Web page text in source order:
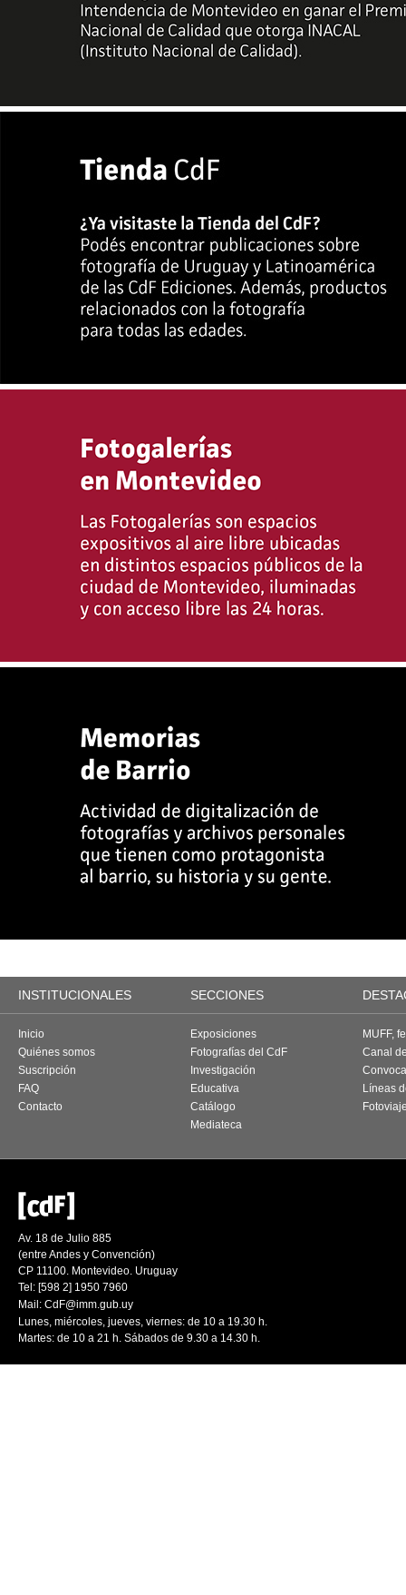
INSTITUCIONALES SECCIONES
Inicio
Quiénes somos
Suscripción
FAQ
Contacto
Exposiciones
Fotografías del CdF
Investigación
Educativa
Catálogo
Mediateca
MUFF,
Canal
Líneas
Av. 18 de Julio 885
(entre Andes y Convención)
CP 11100. Montevideo. Uruguay
Tel: [598 2] 1950 7960
Mail: CdF@imm.gub.uy
Lunes, miércoles, jueves, viernes: de 10 a 19.30 h.
Martes: de 10 a 21 h. Sábados de 9.30 a 14.30 h.